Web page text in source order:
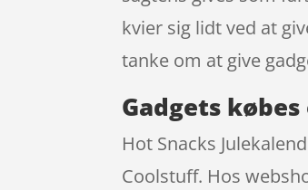
kvier sig lidt ved at
tanke om at give
Gadgets
Hot Snacks
Coolstuff. Hos